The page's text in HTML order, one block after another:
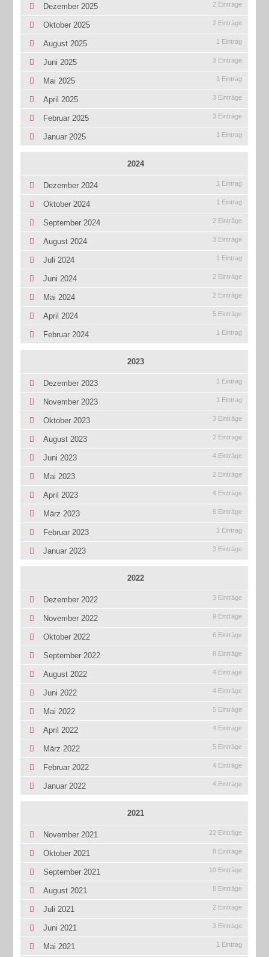
Dezember 2025 2 Einträge
Oktober 2025 2 Einträge
August 2025 1 Eintrag
Juni 2025 3 Einträge
Mai 2025 1 Eintrag
April 2025 3 Einträge
Februar 2025 3 Einträge
Januar 2025 1 Eintrag
2024
Dezember 2024 1 Eintrag
Oktober 2024 1 Eintrag
September 2024 2 Einträge
August 2024 3 Einträge
Juli 2024 1 Eintrag
Juni 2024 2 Einträge
Mai 2024 2 Einträge
April 2024 5 Einträge
Februar 2024 1 Eintrag
2023
Dezember 2023 1 Eintrag
November 2023 1 Eintrag
Oktober 2023 3 Einträge
August 2023 2 Einträge
Juni 2023 4 Einträge
Mai 2023 2 Einträge
April 2023 4 Einträge
März 2023 6 Einträge
Februar 2023 1 Eintrag
Januar 2023 3 Einträge
2022
Dezember 2022 3 Einträge
November 2022 9 Einträge
Oktober 2022 6 Einträge
September 2022 8 Einträge
August 2022 4 Einträge
Juni 2022 4 Einträge
Mai 2022 5 Einträge
April 2022 4 Einträge
März 2022 5 Einträge
Februar 2022 4 Einträge
Januar 2022 4 Einträge
2021
November 2021 22 Einträge
Oktober 2021 8 Einträge
September 2021 10 Einträge
August 2021 8 Einträge
Juli 2021 2 Einträge
Juni 2021 3 Einträge
Mai 2021 1 Eintrag